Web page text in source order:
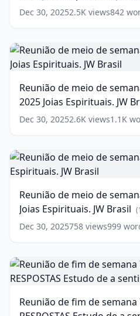
15
de
2024
Joias
Espirituais.
Brasil (13
words)
Dec 30, 20252.5K views842
Reunião
de
meio
semana
17-
23
de
2025
Joias
Espirituais.
Brasil (13
words)
Reunião de meio de
2025 Joias Espirituais. JW
Dec 30, 20252.6K views1.1K
Reunião
de
meio
semana
5-
11
de
2025
Joias
Espirituais.
Brasil (13
Reunião de meio de
Joias Espirituais. JW Brasil (
Dec 30, 2025758 views999
Reunião
de
fim
semana
Reunião de fim de